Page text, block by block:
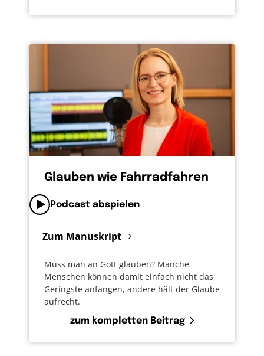
Glauben wie Fahrradfahren
Podcast abspielen
Zum Manuskript
Muss man an Gott glauben? Manche
Menschen können damit einfach nicht das
Geringste anfangen, andere hält der Glaube
aufrecht.
zum kompletten Beitrag